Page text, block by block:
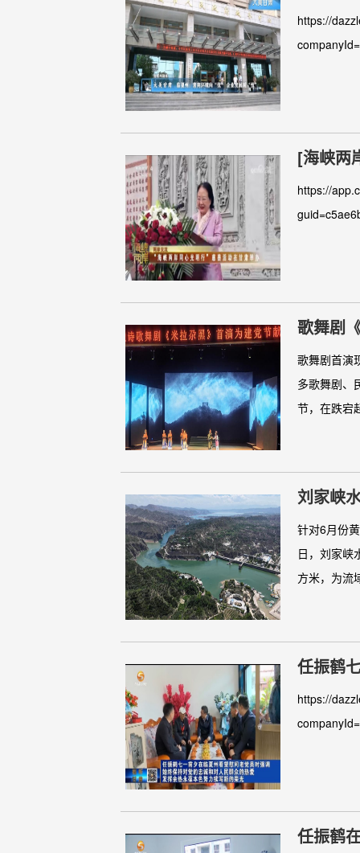
https://
[海峡两
https://
歌舞剧
歌舞剧首演
多歌舞剧、
节，在跌宕
刘家峡
针对6月份
日，刘家峡
方米，为流
任振鹤
对人民
https://
任振鹤